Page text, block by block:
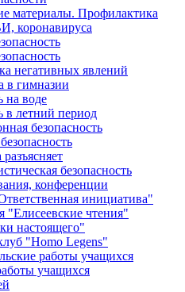
материалы. Профилактика
коронавируса
негативных явлений
в гимназии
на воде
в летний период
безопасность
безопасность
конференции
инициатива"
"Елисеевские чтения"
настоящего"
"Homo Legens"
работы учащихся
учащихся